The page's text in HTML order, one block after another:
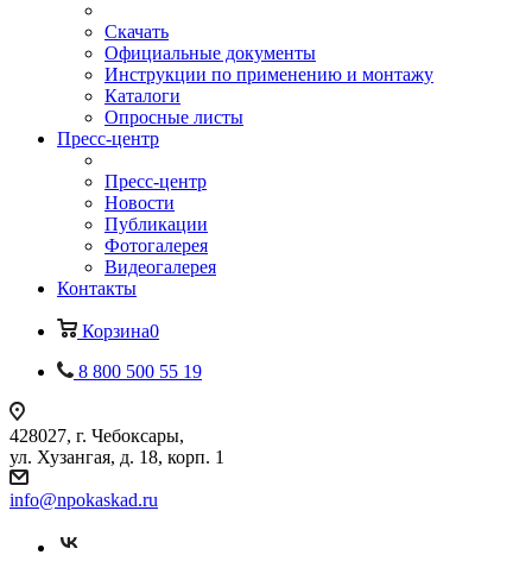
Скачать
Официальные документы
Инструкции по применению и монтажу
Каталоги
Опросные листы
Пресс-центр
Пресс-центр
Новости
Публикации
Фотогалерея
Видеогалерея
Контакты
Корзина0
8 800 500 55 19
428027, г. Чебоксары,
ул. Хузангая, д. 18, корп. 1
info@npokaskad.ru